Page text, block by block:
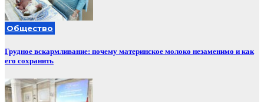
Общество
Грудное вскармливание: почему материнское молоко незаменимо и как
его сохранить